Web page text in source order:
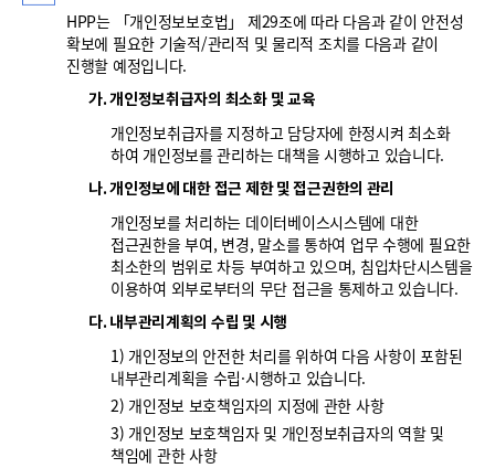
HPP는 「개인정보보호법」 제29조에 따라 다음과 같이 안전성
확보에 필요한 기술적/관리적 및 물리적 조치를 다음과 같이
진행할 예정입니다.
가. 개인정보취급자의 최소화 및 교육
개인정보취급자를 지정하고 담당자에 한정시켜 최소화
하여 개인정보를 관리하는 대책을 시행하고 있습니다.
나. 개인정보에 대한 접근 제한 및 접근권한의 관리
개인정보를 처리하는 데이터베이스시스템에 대한
접근권한을 부여, 변경, 말소를 통하여 업무 수행에 필요한
최소한의 범위로 차등 부여하고 있으며, 침입차단시스템을
이용하여 외부로부터의 무단 접근을 통제하고 있습니다.
다. 내부관리계획의 수립 및 시행
1) 개인정보의 안전한 처리를 위하여 다음 사항이 포함된
내부관리계획을 수립·시행하고 있습니다.
2) 개인정보 보호책임자의 지정에 관한 사항
3) 개인정보 보호책임자 및 개인정보취급자의 역할 및
책임에 관한 사항